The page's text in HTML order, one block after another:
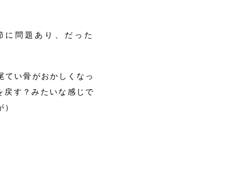
に問題あり、だった
い骨がおかしくなっ
す？みたいな感じで